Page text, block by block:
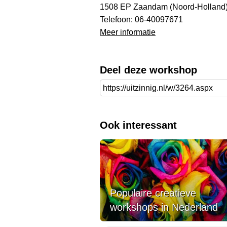
1508 EP Zaandam (Noord-
Telefoon: 06-40097671
Meer informatie
Deel deze workshop
Ook interessant
Populaire creatieve
workshops in Nederland